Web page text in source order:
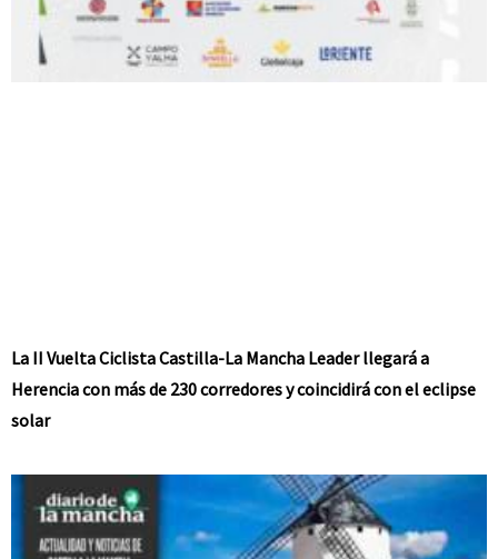
La II Vuelta Ciclista Castilla-La Mancha Leader llegará a
Herencia con más de 230 corredores y coincidirá con el eclipse
solar